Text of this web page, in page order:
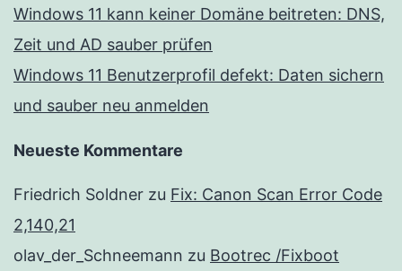
Windows 11 kann keiner Domäne beitreten: DNS,
Zeit und AD sauber prüfen
Windows 11 Benutzerprofil defekt: Daten sichern
und sauber neu anmelden
Neueste Kommentare
Friedrich Soldner zu Fix: Canon Scan Error Code
2,140,21
olav_der_Schneemann zu Bootrec /Fixboot